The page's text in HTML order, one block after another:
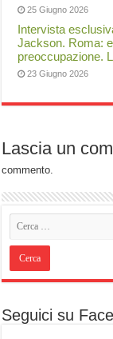
25 Giugno 2026
Intervista
Jackson. Roma:
preoccupazione.
23 Giugno 2026
Lascia un
commento.
Seguici su